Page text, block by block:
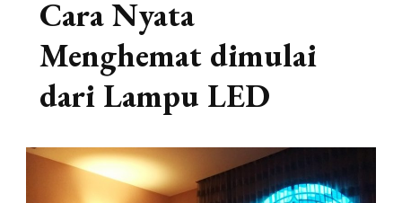
Cara Nyata
Menghemat dimulai
dari Lampu LED